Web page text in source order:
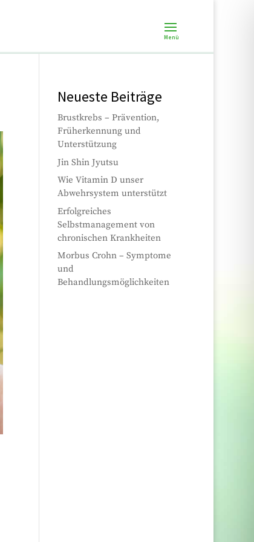
Neueste Beiträge
Brustkrebs – Prävention,
Früherkennung und
Unterstützung
Jin Shin Jyutsu
Wie Vitamin D unser
Abwehrsystem unterstützt
Erfolgreiches
Selbstmanagement von
chronischen Krankheiten
Morbus Crohn – Symptome
und
Behandlungsmöglichkeiten